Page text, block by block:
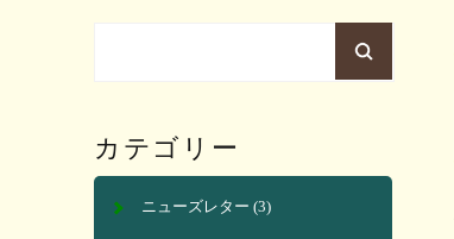
カテゴリー
ニューズレター (3)